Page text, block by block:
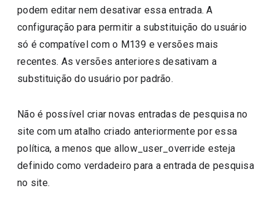
podem editar nem desativar essa entrada. A
configuração para permitir a substituição do usuário
só é compatível com o M139 e versões mais
recentes. As versões anteriores desativam a
substituição do usuário por padrão.
Não é possível criar novas entradas de pesquisa no
site com um atalho criado anteriormente por essa
política, a menos que allow_user_override esteja
definido como verdadeiro para a entrada de pesquisa
no site.